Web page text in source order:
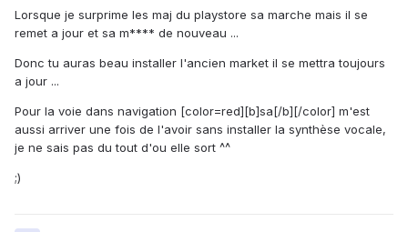
Lorsque je surprime les maj du playstore sa marche mais il se
remet a jour et sa m**** de nouveau ...
Donc tu auras beau installer l'ancien market il se mettra toujours
a jour ...
Pour la voie dans navigation [color=red][b]sa[/b][/color] m'est
aussi arriver une fois de l'avoir sans installer la synthèse vocale,
je ne sais pas du tout d'ou elle sort ^^
;)